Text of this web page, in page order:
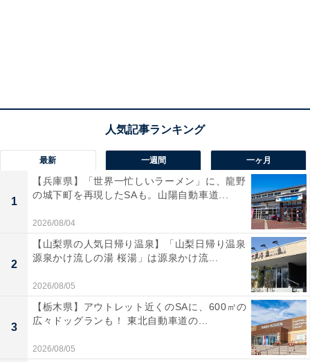
最新 一週間 一ヶ月
1
【兵庫県】「世界一忙しいラーメン」に、龍野
の城下町を再現したSAも。山陽自動車道...
2026/08/04
2
【山梨県の人気日帰り温泉】「山梨日帰り温泉
源泉かけ流しの湯 桜湯」は源泉かけ流...
2026/08/05
3
【栃木県】アウトレット近くのSAに、600㎡の
広々ドッグランも！ 東北自動車道の...
2026/08/05